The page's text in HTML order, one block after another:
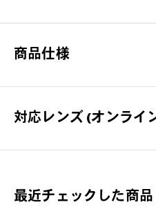
毎日の必需品としてのメガネを
商品仕様
対応レンズ (オンライ
最近チェックした商品